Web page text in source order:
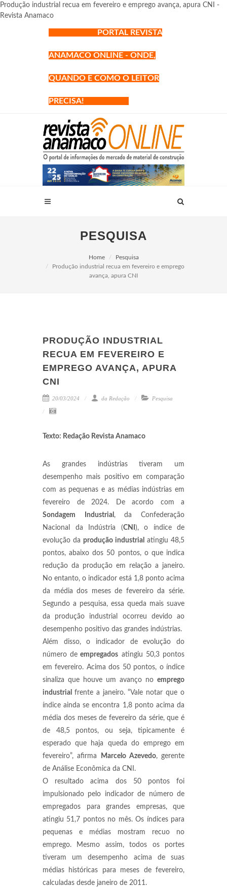
Produção industrial recua em fevereiro e emprego avança, apura CNI -
Revista Anamaco
PORTAL REVISTA
ANAMACO ONLINE - ONDE,
QUANDO E COMO O LEITOR
PRECISA!
PESQUISA
Home
Pesquisa
Produção industrial recua em fevereiro e emprego
avança, apura CNI
PRODUÇÃO INDUSTRIAL
RECUA EM FEVEREIRO E
EMPREGO AVANÇA, APURA
CNI
20/03/2024 da Redação Pesquisa
Texto: Redação Revista Anamaco
As grandes indústrias tiveram um
desempenho mais positivo em comparação
com as pequenas e as médias indústrias em
fevereiro de 2024. De acordo com a
Sondagem
Industrial , da Confederação
Nacional da Indústria (CNI ), o índice de
evolução da produção industrial atingiu 48,5
pontos, abaixo dos 50 pontos, o que indica
redução da produção em relação a janeiro.
No entanto, o indicador está 1,8 ponto acima
da média dos meses de fevereiro da série.
Segundo a pesquisa, essa queda mais suave
da produção industrial ocorreu devido ao
desempenho positivo das grandes indústrias.
Além disso, o indicador de evolução do
número de empregados atingiu 50,3 pontos
em fevereiro. Acima dos 50 pontos, o índice
sinaliza que houve um avanço no emprego
industrial frente a janeiro. “Vale notar que o
índice ainda se encontra 1,8 ponto acima da
média dos meses de fevereiro da série, que é
de 48,5 pontos, ou seja, tipicamente é
esperado que haja queda do emprego em
fevereiro”, afirma
Marcelo Azevedo, gerente
de Análise Econômica da CNI.
O resultado acima dos 50 pontos foi
impulsionado pelo indicador de número de
empregados para grandes empresas, que
atingiu 51,7 pontos no mês. Os índices para
pequenas e médias mostram recuo no
emprego. Mesmo assim, todos os portes
tiveram um desempenho acima de suas
médias históricas para meses de fevereiro,
calculadas desde janeiro de 2011.